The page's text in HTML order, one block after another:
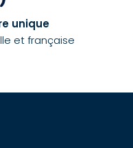
unique
et française